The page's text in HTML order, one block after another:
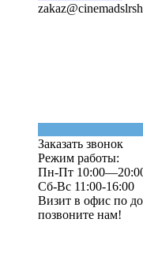
Заказать звонок
Режим работы:
Пн-Пт
Сб-Вс 11:00-16:00
Визит в офис по
позвоните нам!